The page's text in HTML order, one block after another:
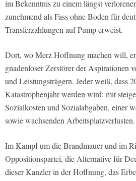
im Bekenntnis zu einem längst
zunehmend als Fass ohne Boden für
Transferzahlungen auf Pump erweist.
Dort, wo Merz Hoffnung machen will,
gnadenloser Zerstörer der Aspirationen
und Leistungsträgern. Jeder weiß, dass
Katastrophenjahr werden wird: mit
Sozialkosten und Sozialabgaben, einer
sowie wachsenden Arbeitsplatzverlusten.
Im Kampf um die Brandmauer und im
Oppositionspartei, die Alternative für
dieser Kanzler in der Hoffnung, das